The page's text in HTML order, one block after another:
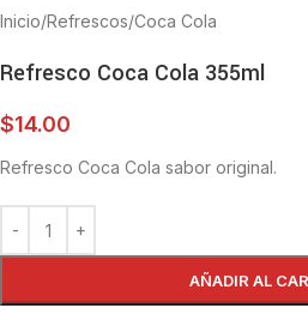
Inicio/Refrescos/Coca Cola
Refresco Coca Cola 355ml
$14.00
Refresco Coca Cola sabor original.
AÑADIR AL